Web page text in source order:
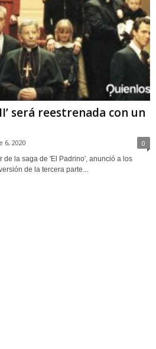
será reestrenada con un
6, 2020 0
de la saga de 'El Padrino', anunció a los
de la tercera parte...